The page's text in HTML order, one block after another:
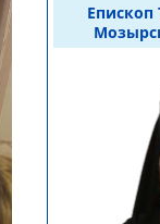
Епископ